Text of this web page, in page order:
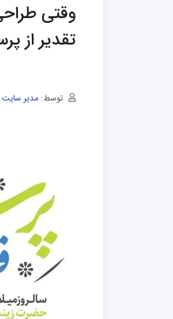
وقتی
تقدیر از
توسط: مدیر سایت